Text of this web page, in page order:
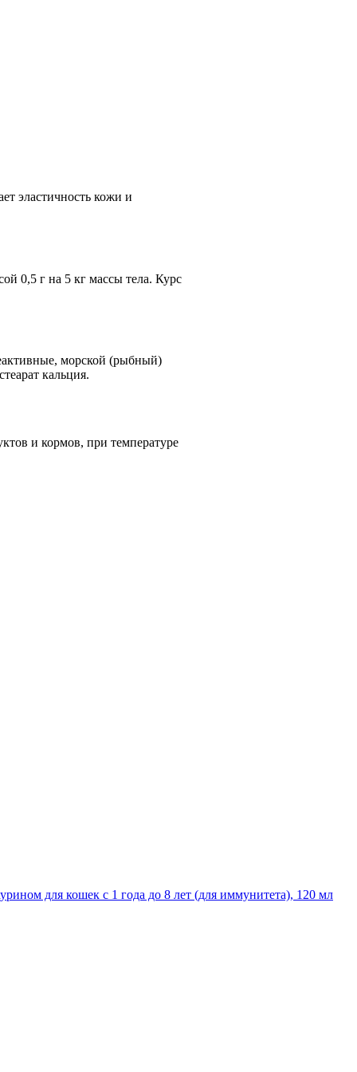
эластичность кожи и
0,5 г на 5 кг массы тела. Курс
морской (рыбный)
кальция.
и кормов, при температуре